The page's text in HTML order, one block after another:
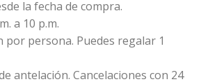
la fecha de compra.
a 10 p.m.
por persona. Puedes regalar 1
antelación. Cancelaciones con 24